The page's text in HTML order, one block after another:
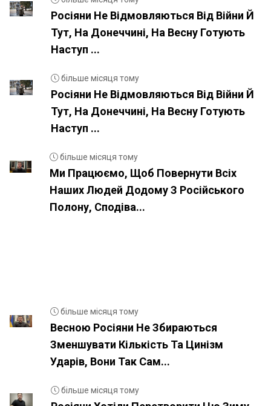
Росіяни Не Відмовляються Від Війни Й
Тут, На Донеччині, На Весну Готують
Наступ ...
більше місяця тому
Росіяни Не Відмовляються Від Війни Й
Тут, На Донеччині, На Весну Готують
Наступ ...
більше місяця тому
Ми Працюємо, Щоб Повернути Всіх
Наших Людей Додому З Російського
Полону, Сподіва...
більше місяця тому
Весною Росіяни Не Збираються
Зменшувати Кількість Та Цинізм
Ударів, Вони Так Сам...
більше місяця тому